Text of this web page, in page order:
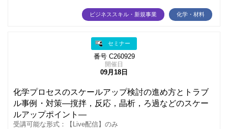
ビジネススキル・新規事業 化学・材料
セミナー
番号 C260929
開催日
09月18日
化学プロセスのスケールアップ検討の進め方とトラブ
ル事例・対策―撹拌，反応，晶析，ろ過などのスケー
ルアップポイント―
受講可能な形式：【Live配信】のみ